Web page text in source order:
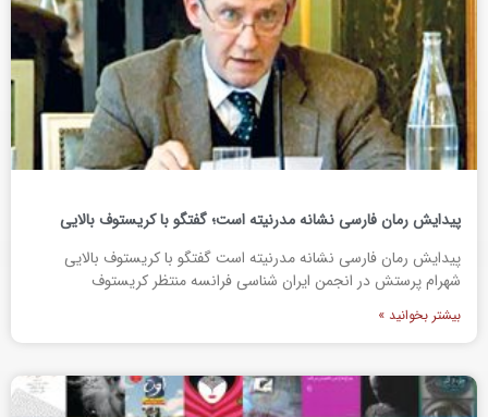
پیدایش رمان فارسی نشانه مدرنیته است؛ گفتگو با کریستوف بالایی
پیدایش رمان فارسی نشانه مدرنیته است گفتگو با کریستوف بالایی
شهرام پرستش در انجمن ایران شناسی فرانسه منتظر کریستوف
بیشتر بخوانید »